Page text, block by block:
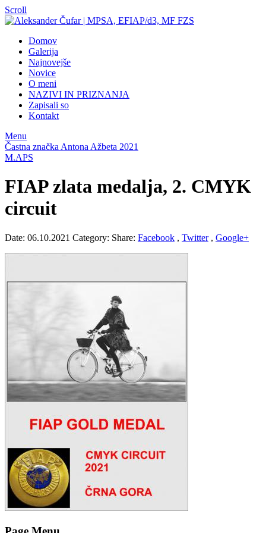
Scroll
Domov
Galerija
Najnovejše
Novice
O meni
NAZIVI IN PRIZNANJA
Zapisali so
Kontakt
Menu
Častna značka Antona Ažbeta 2021
M.APS
FIAP zlata medalja, 2. CMYK
circuit
Date: 06.10.2021 Category: Share: Facebook , Twitter, Google+